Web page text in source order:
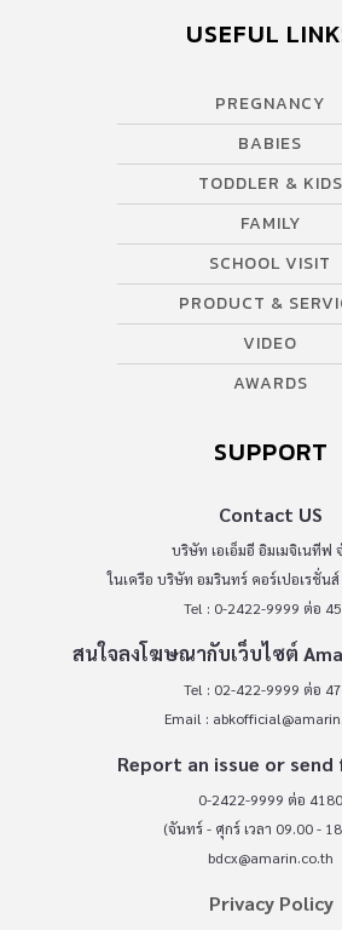
USEFUL
PREGNANCY
BABIES
TODDLER & KIDS
FAMILY
SCHOOL VISIT
PRODUCT &
VIDEO
AWARDS
SUPPORT
Contact US
บริษัท เอเอ็มอี อิมเมจิเนทีฟ
ในเครือ บริษัท อมรินทร์ คอร์เปอเรชั่น
Tel : 0-2422-9999 ต่อ
สนใจลงโฆษณากับเว็บไซต์
Tel : 02-422-9999 ต่อ
Email :
Report an issue or send
0-2422-9999 ต่อ 4180
(จันทร์ - ศุกร์ เวลา 09.00 -
bdcx@amarin.co.th
Privacy Policy